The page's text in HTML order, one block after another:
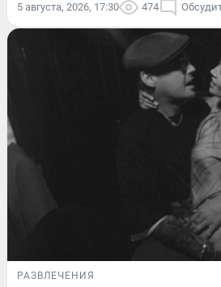
5 августа, 2026, 17:30 474
РАЗВЛЕЧЕНИЯ